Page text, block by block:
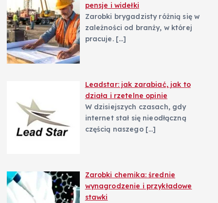
pensje i widełki
Zarobki brygadzisty różnią się w
zależności od branży, w której
pracuje. […]
Leadstar: jak zarabiać, jak to
działa i rzetelne opinie
W dzisiejszych czasach, gdy
internet stał się nieodłączną
częścią naszego […]
Zarobki chemika: średnie
wynagrodzenie i przykładowe
stawki